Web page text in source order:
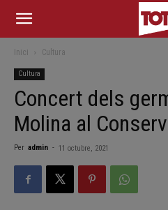
Inici Cultura
Cultura
Concert dels
Molina al
Per admin - 11 octubre, 2021